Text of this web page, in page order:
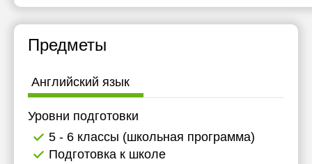
Предметы
Английский язык
Уровни подготовки
5 - 6 классы (школьная программа)
Подготовка к школе